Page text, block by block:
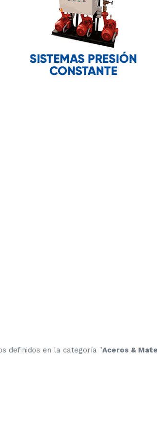
definidos en la categoría "Aceros &